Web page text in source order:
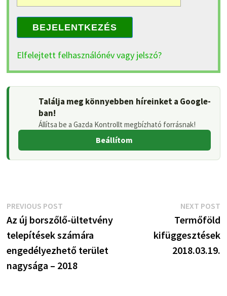
BEJELENTKEZÉS
Elfelejtett felhasználónév vagy jelszó?
Találja meg könnyebben híreinket a Google-
ban!
Állítsa be a Gazda Kontrollt megbízható forrásnak!
Beállítom
Bejegyzés
navigáció
PREVIOUS POSTPrevious
post:
Az új borszőlő-ültetvény
telepítések számára
engedélyezhető terület
nagysága – 2018
NEXT POST
Termőföld
kifüggesztések
2018.03.19.